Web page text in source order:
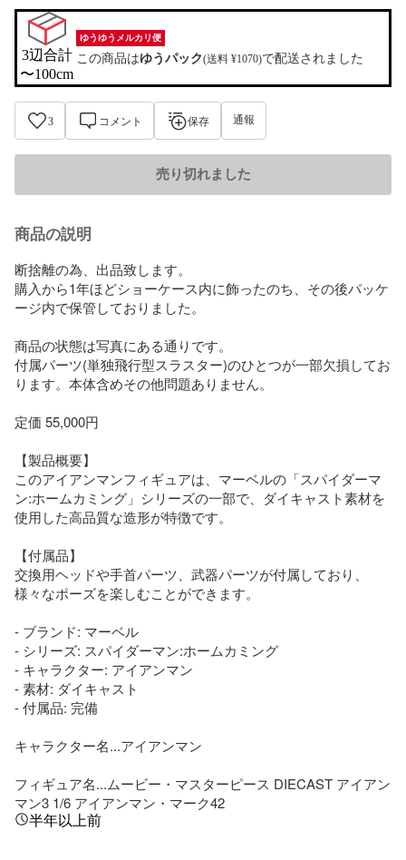
3辺合計
〜100cm
ゆうゆうメルカリ便
この商品はゆうパック(送料 ¥1070)で配送されました
3 コメント 保存 通報
売り切れました
商品の説明
断捨離の為、出品致します。
購入から1年ほどショーケース内に飾ったのち、その後パッケ
ージ内で保管しておりました。
商品の状態は写真にある通りです。
付属パーツ(単独飛行型スラスター)のひとつが一部欠損してお
ります。本体含めその他問題ありません。
定価 55,000円
【製品概要】
このアイアンマンフィギュアは、マーベルの「スパイダーマ
ン:ホームカミング」シリーズの一部で、ダイキャスト素材を
使用した高品質な造形が特徴です。
【付属品】
交換用ヘッドや手首パーツ、武器パーツが付属しており、
様々なポーズを楽しむことができます。
- ブランド: マーベル
- シリーズ: スパイダーマン:ホームカミング
- キャラクター: アイアンマン
- 素材: ダイキャスト
- 付属品: 完備
キャラクター名...アイアンマン
フィギュア名...ムービー・マスターピース DIECAST アイアン
マン3 1/6 アイアンマン・マーク42
半年以上前